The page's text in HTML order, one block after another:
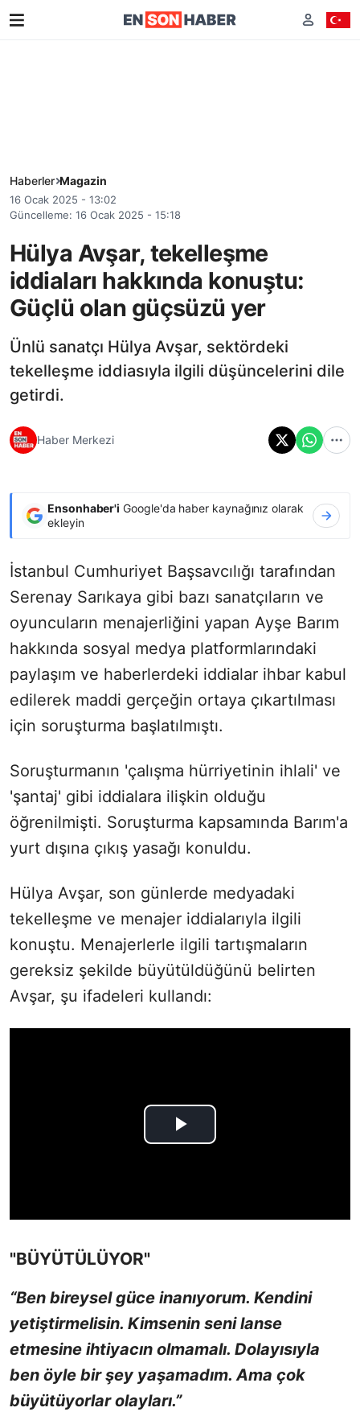
Haberler Magazin
16 Ocak 2025 - 13:02
Güncelleme: 16 Ocak 2025 - 15:18
Hülya Avşar, tekelleşme
iddiaları hakkında konuştu:
Güçlü olan güçsüzü yer
Ünlü sanatçı Hülya Avşar, sektördeki
tekelleşme iddiasıyla ilgili düşüncelerini dile
getirdi.
Haber Merkezi
Ensonhaber'i Google'da haber kaynağınız olarak
ekleyin
İstanbul Cumhuriyet Başsavcılığı tarafından
Serenay Sarıkaya gibi bazı sanatçıların ve
oyuncuların menajerliğini yapan Ayşe Barım
hakkında sosyal medya platformlarındaki
paylaşım ve haberlerdeki iddialar ihbar kabul
edilerek maddi gerçeğin ortaya çıkartılması
için soruşturma başlatılmıştı.
Soruşturmanın 'çalışma hürriyetinin ihlali' ve
'şantaj' gibi iddialara ilişkin olduğu
öğrenilmişti. Soruşturma kapsamında Barım'a
yurt dışına çıkış yasağı konuldu.
Hülya Avşar, son günlerde medyadaki
tekelleşme ve menajer iddialarıyla ilgili
konuştu. Menajerlerle ilgili tartışmaların
gereksiz şekilde büyütüldüğünü belirten
Avşar, şu ifadeleri kullandı:
"BÜYÜTÜLÜYOR"
“Ben bireysel güce inanıyorum. Kendini
yetiştirmelisin. Kimsenin seni lanse
etmesine ihtiyacın olmamalı. Dolayısıyla
ben öyle bir şey yaşamadım. Ama çok
büyütüyorlar olayları.”